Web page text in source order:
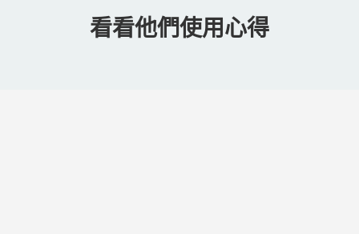
看看他們使用心得